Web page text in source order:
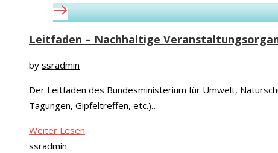
Leitfaden – Nachhaltige
by ssradmin
Der Leitfaden des Bundesministerium für Umwelt,
Tagungen, Gipfeltreffen, etc.)…
Weiter Lesen
ssradmin